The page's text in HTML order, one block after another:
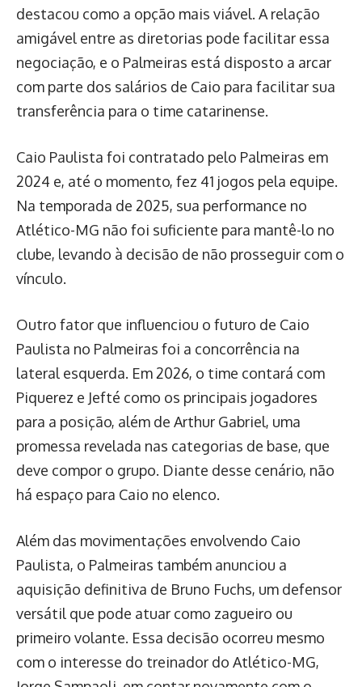
destacou como a opção mais viável. A relação
amigável entre as diretorias pode facilitar essa
negociação, e o Palmeiras está disposto a arcar
com parte dos salários de Caio para facilitar sua
transferência para o time catarinense.
Caio Paulista foi contratado pelo Palmeiras em
2024 e, até o momento, fez 41 jogos pela equipe.
Na temporada de 2025, sua performance no
Atlético-MG não foi suficiente para mantê-lo no
clube, levando à decisão de não prosseguir com o
vínculo.
Outro fator que influenciou o futuro de Caio
Paulista no Palmeiras foi a concorrência na
lateral esquerda. Em 2026, o time contará com
Piquerez e Jefté como os principais jogadores
para a posição, além de Arthur Gabriel, uma
promessa revelada nas categorias de base, que
deve compor o grupo. Diante desse cenário, não
há espaço para Caio no elenco.
Além das movimentações envolvendo Caio
Paulista, o Palmeiras também anunciou a
aquisição definitiva de Bruno Fuchs, um defensor
versátil que pode atuar como zagueiro ou
primeiro volante. Essa decisão ocorreu mesmo
com o interesse do treinador do Atlético-MG,